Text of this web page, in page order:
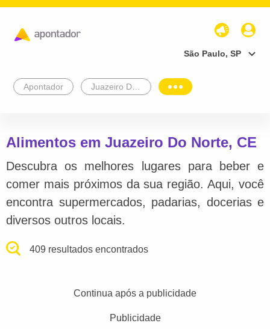
São Paulo, SP
Apontador
Alimentos em Juazeiro Do Norte, CE
Descubra os melhores lugares para beber e
comer mais próximos da sua região. Aqui, você
encontra supermercados, padarias, docerias e
diversos outros locais.
409 resultados encontrados
Continua após a publicidade
Publicidade